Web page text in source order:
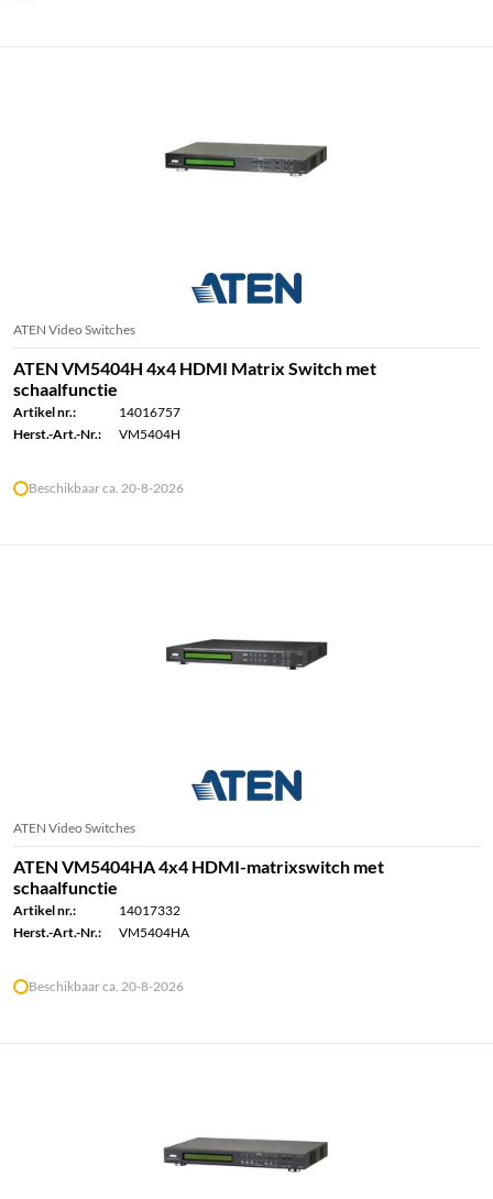
ATEN Video Switches
ATEN VM5404H 4x4 HDMI Matrix Switch met
schaalfunctie
Artikel nr.:
14016757
Herst.-Art.-Nr.:
VM5404H
Beschikbaar ca. 20-8-2026
ATEN Video Switches
ATEN VM5404HA 4x4 HDMI-matrixswitch met
schaalfunctie
Artikel nr.:
14017332
Herst.-Art.-Nr.:
VM5404HA
Beschikbaar ca. 20-8-2026